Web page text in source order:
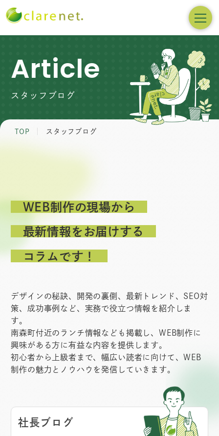
Article
スタッフブログ
TOP スタッフブログ
WEB制作の現場から
最新情報をお届けする
コラムです！
デザインの秘訣、開発の裏側、最新トレンド、SEO対
策、成功事例など、実務で役立つ情報を紹介しま
す。
南森町付近のランチ情報なども掲載し、WEB制作に
興味がある方に有益な内容を提供します。
初心者から上級者まで、幅広い読者に向けて、WEB
制作の魅力とノウハウを発信していきます。
社長ブログ